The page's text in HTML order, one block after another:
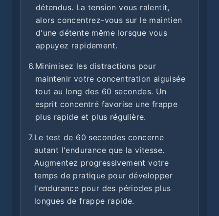
détendus. La tension vous ralentit,
alors concentrez-vous sur le maintien
d'une détente même lorsque vous
appuyez rapidement.
6.Minimisez les distractions pour
maintenir votre concentration aiguisée
tout au long des 60 secondes. Un
esprit concentré favorise une frappe
plus rapide et plus régulière.
7.Le test de 60 secondes concerne
autant l'endurance que la vitesse.
Augmentez progressivement votre
temps de pratique pour développer
l'endurance pour des périodes plus
longues de frappe rapide.